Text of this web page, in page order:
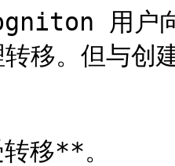
用户向
移。但与创
移**。